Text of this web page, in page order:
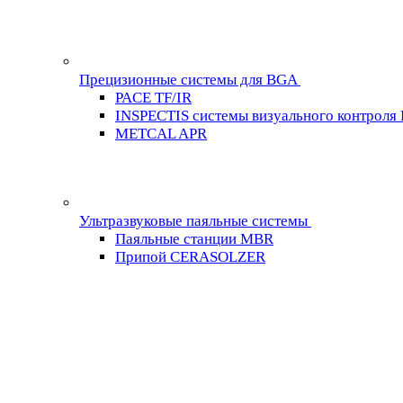
Прецизионные системы для BGA
PACE TF/IR
INSPECTIS системы визуального контроля
METCAL APR
Ультразвуковые паяльные системы
Паяльные станции MBR
Припой CERASOLZER